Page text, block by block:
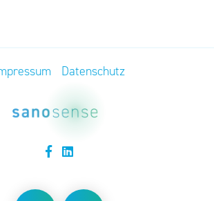
Datenschutz